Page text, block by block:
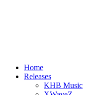
Home
Releases
KHB Music